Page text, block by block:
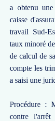
a obtenu
caisse
travail Sud-
taux minoré
de calcul de
compte les
a saisi une
Procédure :
contre